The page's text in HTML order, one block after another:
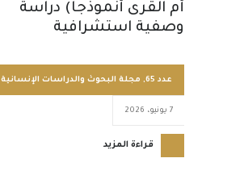
أم القرى أنموذجا) دراسة
وصفية استشرافية
عدد 65 , مجلة البحوث والدراسات الإنسانية
7 يونيو، 2026
قراءة المزيد